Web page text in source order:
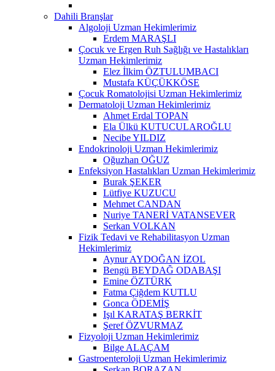
Dahili Branşlar
Algoloji Uzman Hekimlerimiz
Erdem MARAŞLI
Çocuk ve Ergen Ruh Sağlığı ve Hastalıkları
Uzman Hekimlerimiz
Elez İlkim ÖZTULUMBACI
Mustafa KÜÇÜKKÖSE
Çocuk Romatolojisi Uzman Hekimlerimiz
Dermatoloji Uzman Hekimlerimiz
Ahmet Erdal TOPAN
Ela Ülkü KUTUCULAROĞLU
Necibe YILDIZ
Endokrinoloji Uzman Hekimlerimiz
Oğuzhan OĞUZ
Enfeksiyon Hastalıkları Uzman Hekimlerimiz
Burak ŞEKER
Lütfiye KUZUCU
Mehmet CANDAN
Nuriye TANERİ VATANSEVER
Serkan VOLKAN
Fizik Tedavi ve Rehabilitasyon Uzman
Hekimlerimiz
Aynur AYDOĞAN İZOL
Bengü BEYDAĞ ODABAŞI
Emine ÖZTÜRK
Fatma Çiğdem KUTLU
Gonca ÖDEMİŞ
Işıl KARATAŞ BERKİT
Şeref ÖZVURMAZ
Fizyoloji Uzman Hekimlerimiz
Bilge ALAÇAM
Gastroenteroloji Uzman Hekimlerimiz